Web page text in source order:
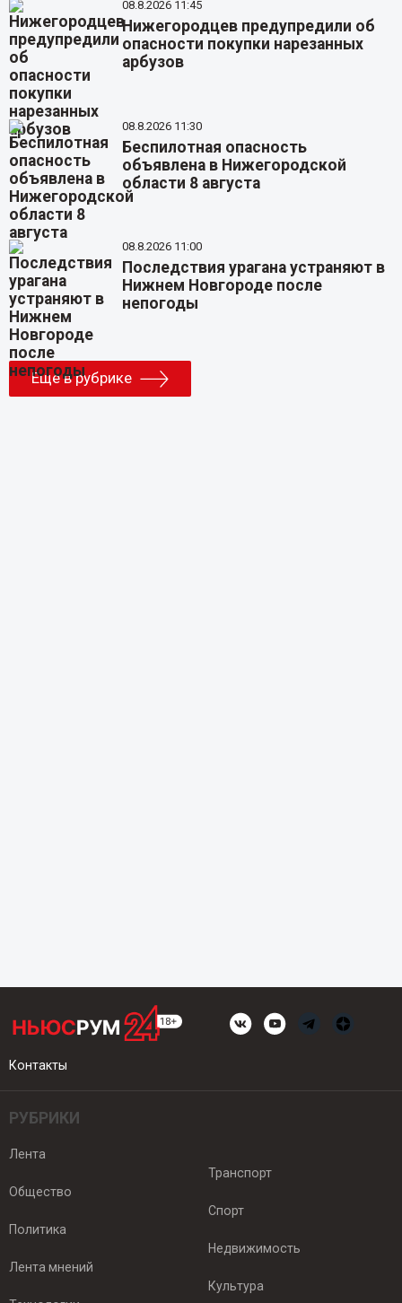
08.8.2026 11:45
Нижегородцев предупредили об
опасности покупки нарезанных
арбузов
08.8.2026 11:30
Беспилотная опасность
объявлена в Нижегородской
области 8 августа
08.8.2026 11:00
Последствия урагана устраняют в
Нижнем Новгороде после
непогоды
Еще в рубрике
Контакты
РУБРИКИ
Лента
Общество
Политика
Лента мнений
Транспорт
Спорт
Недвижимость
Культура